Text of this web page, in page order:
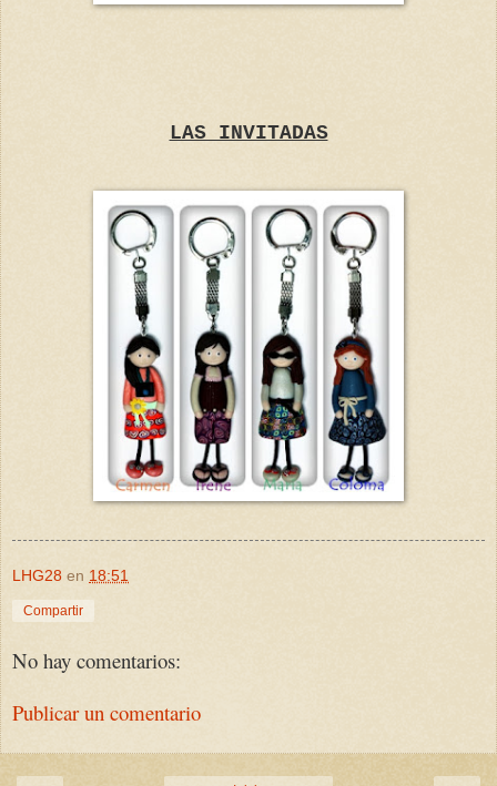
LAS INVITADAS
LHG28 en 18:51
Compartir
No hay comentarios:
Publicar un comentario